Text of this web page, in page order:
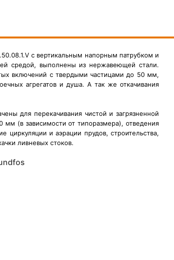
с вертикальным напорным патрубком и
средой, выполнены из нержавеющей стали.
включений с твердыми частицами до 50 мм,
агрегатов и душа. А так же откачивания
для перекачивания чистой и загрязненной
(в зависимости от типоразмера), отведения
и аэрации прудов, строительства,
ливневых стоков.